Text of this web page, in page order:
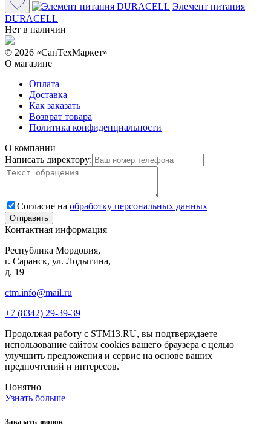
Элемент питания
DURACELL
Нет в наличии
© 2026 «СанТехМаркет»
О магазине
Оплата
Доставка
Как заказать
Возврат товара
Политика конфиденциальности
О компании
Написать директору:
Согласие на обработку персональных данных
Контактная информация
Республика Мордовия,
г. Саранск, ул. Лодыгина,
д. 19
ctm.info@mail.ru
+7 (8342) 29-39-39
Продолжая работу с STM13.RU, вы подтверждаете
использование сайтом cookies вашего браузера с целью
улучшить предложения и сервис на основе ваших
предпочтений и интересов.
Понятно
Узнать больше
Заказать звонок